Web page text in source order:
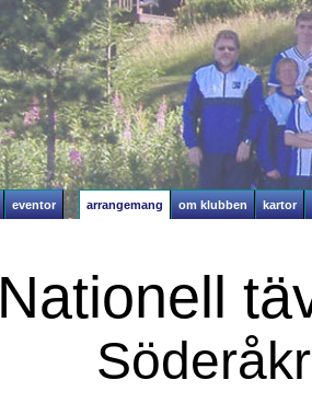
eventor arrangemang om klubben kartor
Nationell